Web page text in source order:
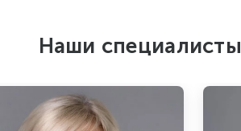
Наши специалисты